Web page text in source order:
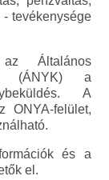
tevékenysége
Általános
(ÁNYK) a
A
ONYA-felület,
és a
el.